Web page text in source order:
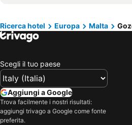
Hotel Mallorca
Hotel Val Di Fassa
Ricerca hotel Europa Malta
Scegli il tuo paese
Aggiungi a Google
Trova facilmente i nostri risultati:
aggiungi trivago a Google come fonte
preferita.